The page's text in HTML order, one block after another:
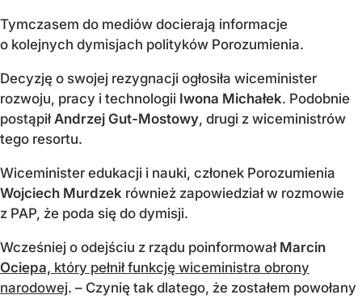
Tymczasem do mediów docierają informacje
o kolejnych dymisjach polityków Porozumienia.
Decyzję o swojej rezygnacji ogłosiła wiceminister
rozwoju, pracy i technologii Iwona Michałek. Podobnie
postąpiłAndrzej Gut-Mostowy, drugi z wiceministrów
tego resortu.
Wiceminister edukacji i nauki, członek Porozumienia
Wojciech Murdzek również zapowiedział w rozmowie
z PAP, że poda się do dymisji.
Wcześniej o odejściu z rządu poinformował Marcin
Ociepa, który pełnił funkcję wiceministra obrony
narodowej. – Czynię tak dlatego, że zostałem powołany